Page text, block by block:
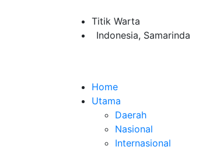
Titik Warta
Indonesia, Samarinda
Home
Utama
Daerah
Nasional
Internasional